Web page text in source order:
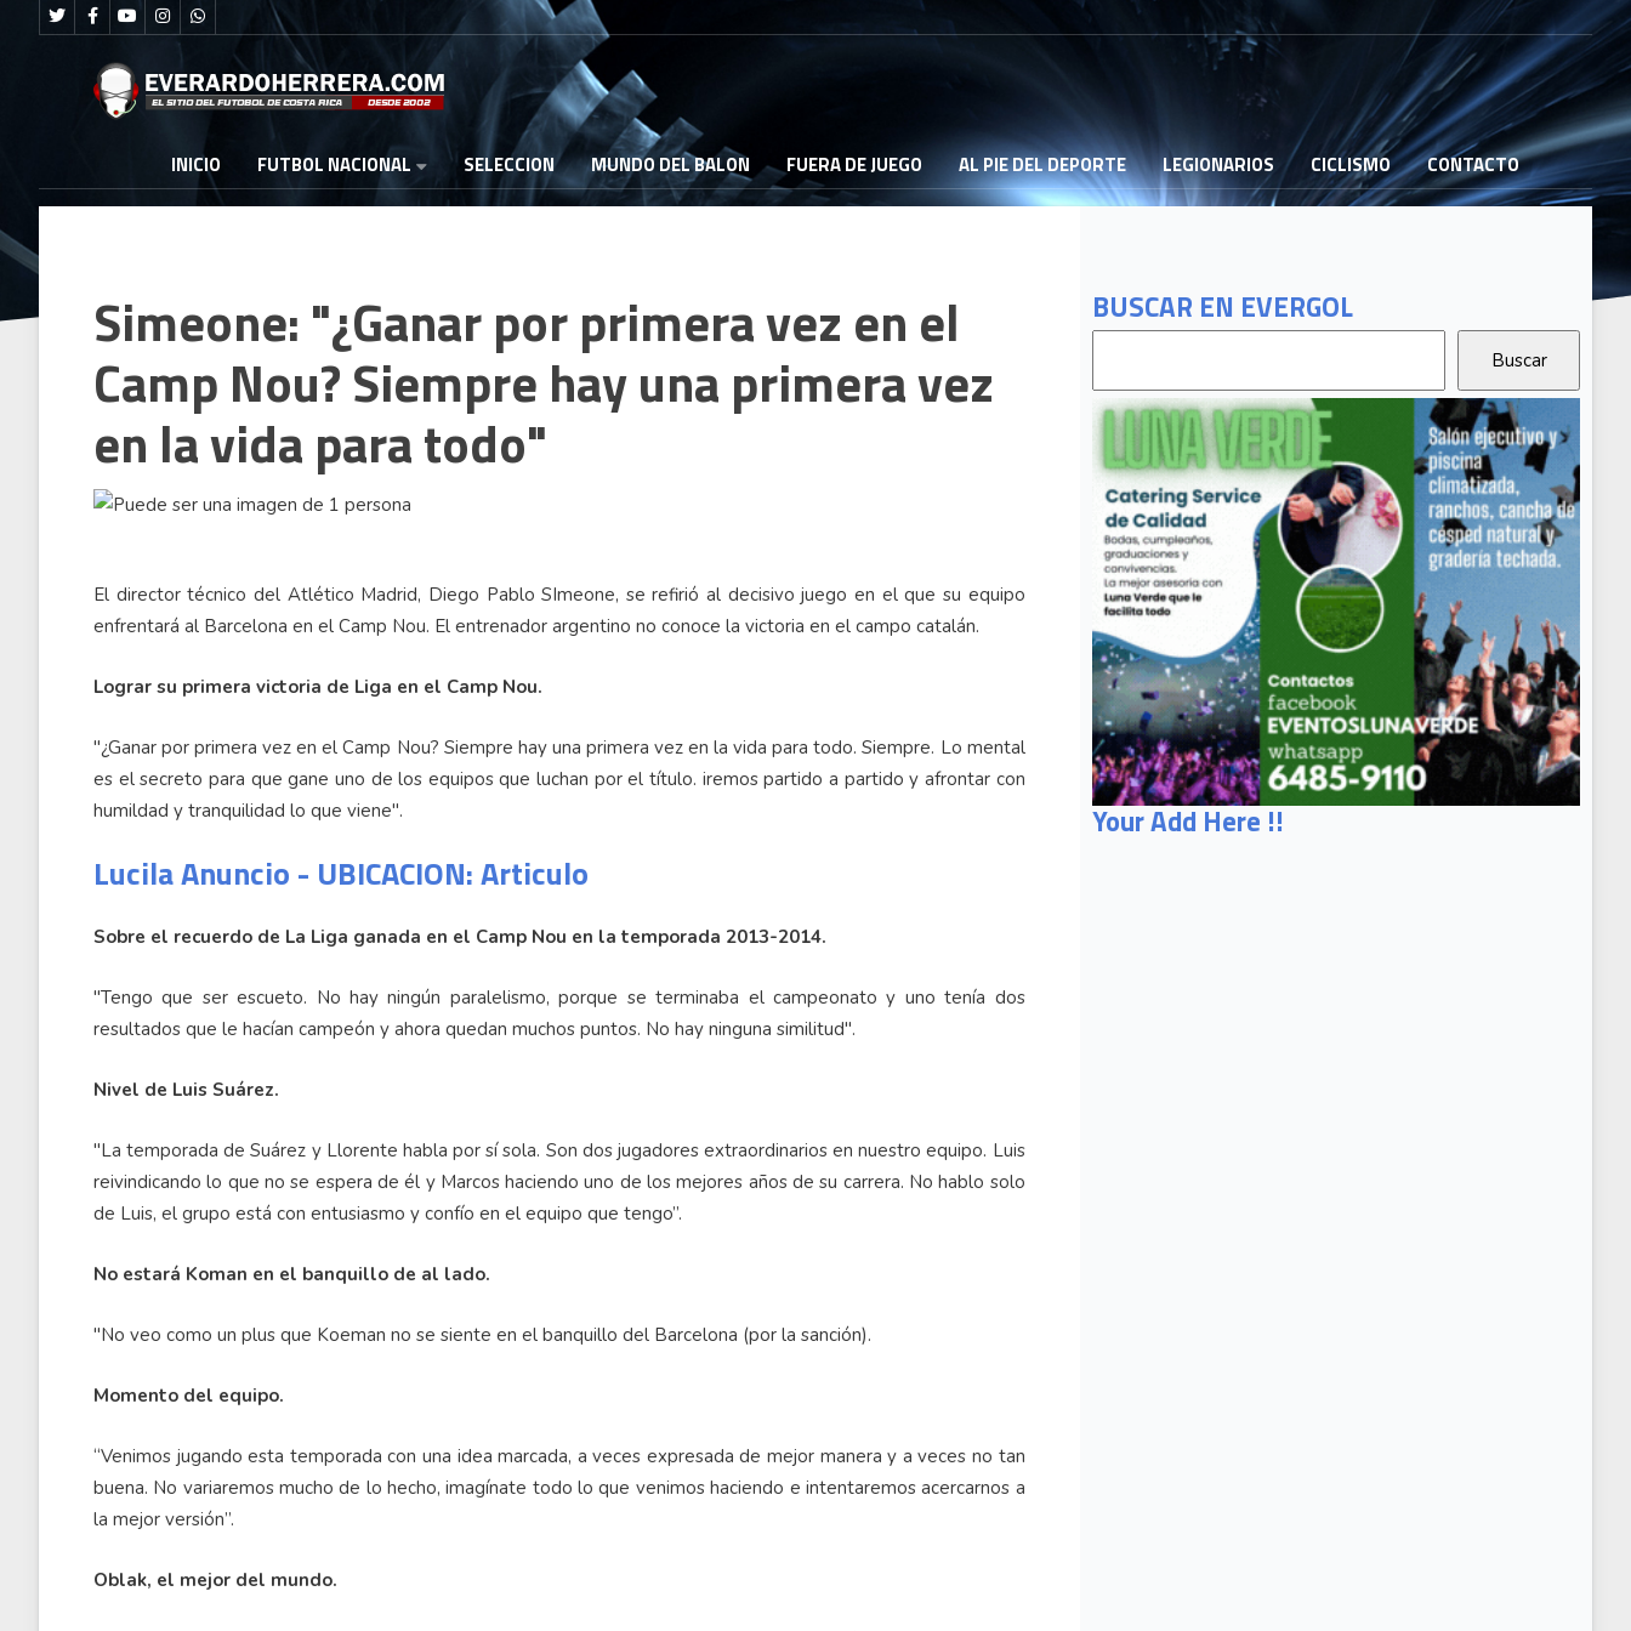
INICIO FUTBOL NACIONAL SELECCION MUNDO DEL BALON FUERA DE JUEGO AL PIE DEL DEPORTE LEGIONARIOS CICLISMO CONTACTO
BUSCAR EN EVERGOL
Your Add Here !!
Simeone: "¿Ganar por primera vez en el
Camp Nou? Siempre hay una primera vez
en la vida para todo"
El director técnico del Atlético Madrid, Diego Pablo SImeone, se refirió al decisivo juego en el que su equipo
enfrentará al Barcelona en el Camp Nou. El entrenador argentino no conoce la victoria en el campo catalán.
Lograr su primera victoria de Liga en el Camp Nou.
"¿Ganar por primera vez en el Camp Nou? Siempre hay una primera vez en la vida para todo. Siempre. Lo mental
es el secreto para que gane uno de los equipos que luchan por el título. iremos partido a partido y afrontar con
humildad y tranquilidad lo que viene".
Lucila Anuncio - UBICACION: Articulo
Sobre el recuerdo de La Liga ganada en el Camp Nou en la temporada 2013-2014.
"Tengo que ser escueto. No hay ningún paralelismo, porque se terminaba el campeonato y uno tenía dos
resultados que le hacían campeón y ahora quedan muchos puntos. No hay ninguna similitud".
Nivel de Luis Suárez.
"La temporada de Suárez y Llorente habla por sí sola. Son dos jugadores extraordinarios en nuestro equipo. Luis
reivindicando lo que no se espera de él y Marcos haciendo uno de los mejores años de su carrera. No hablo solo
de Luis, el grupo está con entusiasmo y confío en el equipo que tengo”.
No estará Koman en el banquillo de al lado.
"No veo como un plus que Koeman no se siente en el banquillo del Barcelona (por la sanción).
Momento del equipo.
“Venimos jugando esta temporada con una idea marcada, a veces expresada de mejor manera y a veces no tan
buena. No variaremos mucho de lo hecho, imagínate todo lo que venimos haciendo e intentaremos acercarnos a
la mejor versión”.
Oblak, el mejor del mundo.